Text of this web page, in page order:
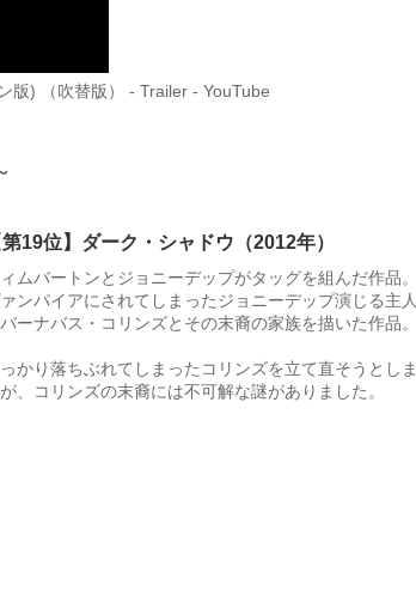
版) （吹替版） - Trailer - YouTube
第19位】ダーク・シャドウ（2012年）
ムバートンとジョニーデップがタッグを組んだ作品。
ンパイアにされてしまったジョニーデップ演じる主人
ーナバス・コリンズとその末裔の家族を描いた作品。
かり落ちぶれてしまったコリンズを立て直そうとしま
、コリンズの末裔には不可解な謎がありました。